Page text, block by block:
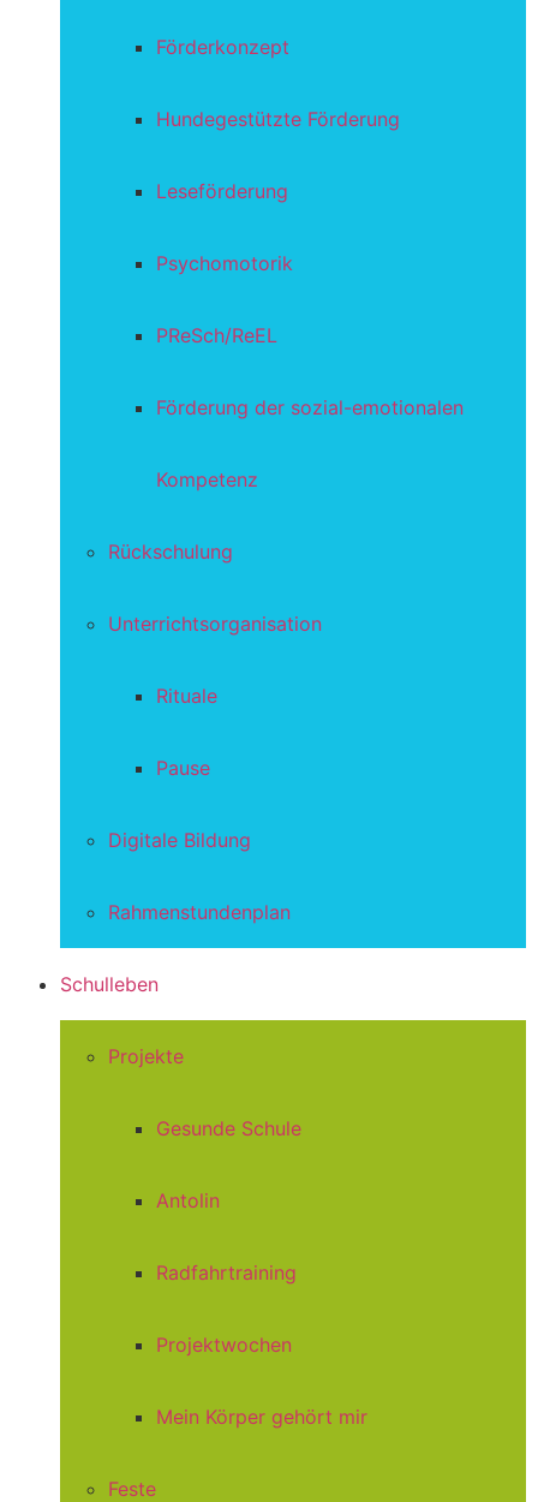
Förderkonzept
Hundegestützte Förderung
Leseförderung
Psychomotorik
PReSch/ReEL
Förderung der sozial-emotionalen
Kompetenz
Rückschulung
Unterrichtsorganisation
Rituale
Pause
Digitale Bildung
Rahmenstundenplan
Schulleben
Projekte
Gesunde Schule
Antolin
Radfahrtraining
Projektwochen
Mein Körper gehört mir
Feste